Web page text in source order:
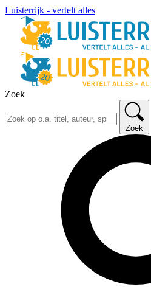
Luisterrijk - vertelt alles
Zoek
Zoek